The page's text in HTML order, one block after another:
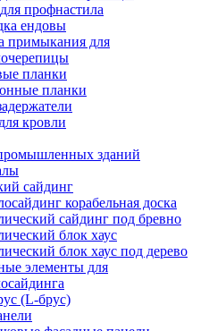
профнастила
ендовы
примыкания для
планки
планки
кровли
зданий
сайдинг
корабельная доска
сайдинг под бревно
блок хаус
блок хаус под дерево
элементы для
(L-брус)